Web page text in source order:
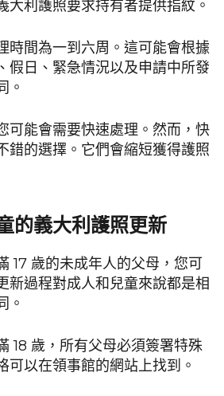
大利護照要求持有者提供指紋。
時間為一到六周。這可能會根據
假日、緊急情況以及申請中所發
。
可能會需要快速處理。然而，快
錯的選擇。它們會縮短獲得護照
的義大利護照更新
17 歲的未成年人的父母，您可
新過程對成人和兒童來說都是相
。
18 歲，所有父母必須簽署特殊
可以在領事館的網站上找到。